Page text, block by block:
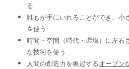
る
誰もが手にいれることができ、小
を使う
時間・空間（時代・環境）に左右
な技術を使う
人間の創造力を喚起するオープン